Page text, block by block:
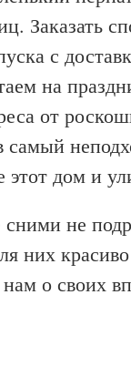
Заказать
с
на
от
самый
дом и
не
них
о своих